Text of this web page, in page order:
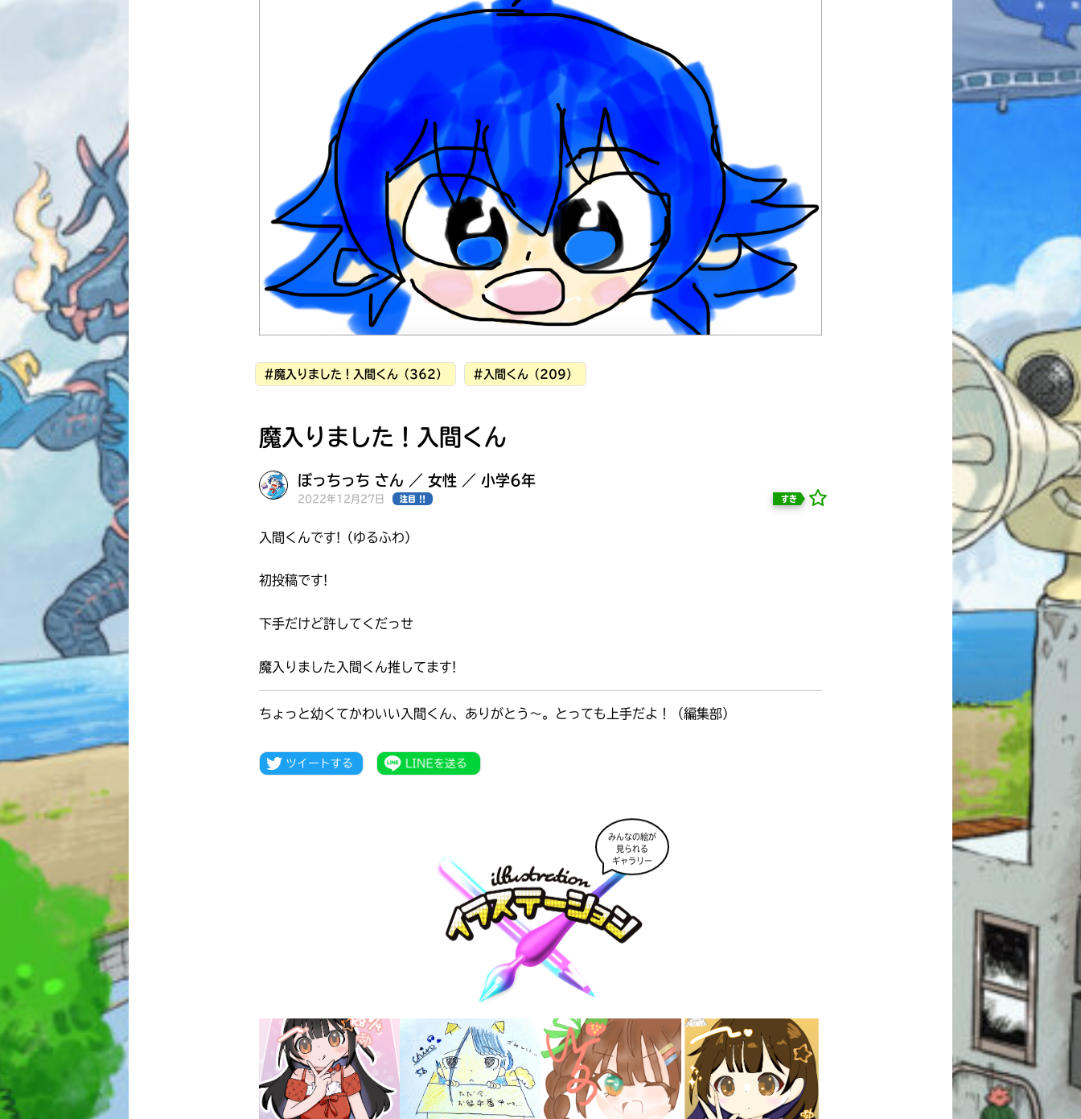
読みたい本が
シリーズに
いろんな動画が
みんなの絵が
本だなが作れる！
書店に届いた
みんなからのお手紙が
読める
このマチのことを
もっと知りたい
キミに
魔入りました！入間くん
#魔入りました！入間くん（362） #入間くん（209）
ぼっちっち さん ／ 女性 ／ 小学6年
2022年12月27日 注目 !! すき
入間くんです!（ゆるふわ）
初投稿です!
下手だけど許してくだっせ
魔入りました入間くん推してます!
ちょっと幼くてかわいい入間くん、ありがとう～。とっても上手だよ！（編集部）
みんなの絵が
見られる
ギャラリー